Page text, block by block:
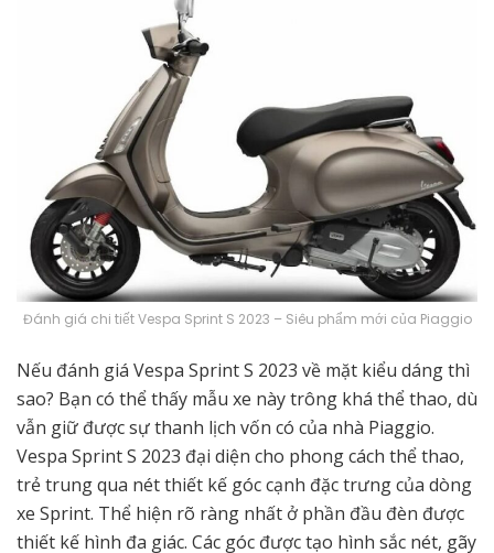
Đánh giá chi tiết Vespa Sprint S 2023 – Siêu phẩm mới của Piaggio
Nếu đánh giá Vespa Sprint S 2023 về mặt kiểu dáng thì
sao? Bạn có thể thấy mẫu xe này trông khá thể thao, dù
vẫn giữ được sự thanh lịch vốn có của nhà Piaggio.
Vespa Sprint S 2023 đại diện cho phong cách thể thao,
trẻ trung qua nét thiết kế góc cạnh đặc trưng của dòng
xe Sprint. Thể hiện rõ ràng nhất ở phần đầu đèn được
thiết kế hình đa giác. Các góc được tạo hình sắc nét, gãy